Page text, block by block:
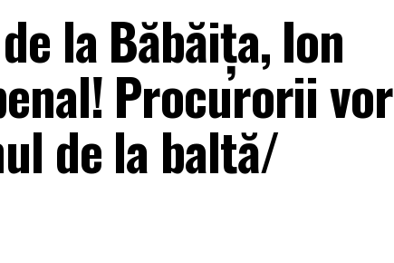
la Băbăița, Ion
Procurorii vor
de la baltă/